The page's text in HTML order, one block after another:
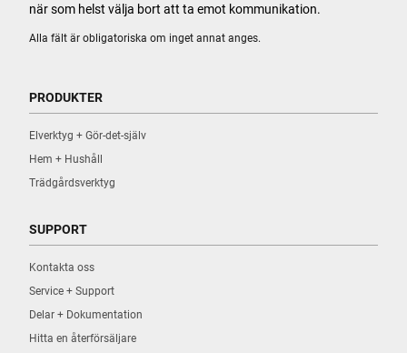
Alla fält är obligatoriska om inget annat anges.
när som helst välja bort att ta emot kommunikation.
PRODUKTER
Elverktyg + Gör-det-själv
Hem + Hushåll
Trädgårdsverktyg
SUPPORT
Kontakta oss
Service + Support
Delar + Dokumentation
Hitta en återförsäljare